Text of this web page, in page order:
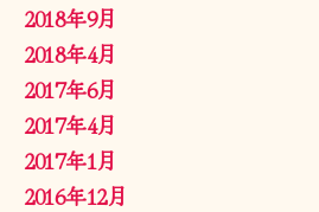
2018年9月
2018年4月
2017年6月
2017年4月
2017年1月
2016年12月